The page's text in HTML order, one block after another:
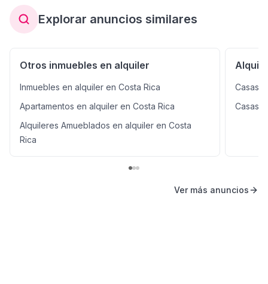
Explorar anuncios similares
Otros inmuebles en alquiler
Inmuebles en alquiler en Costa Rica
Apartamentos en alquiler en Costa Rica
Alquileres Amueblados en alquiler en Costa
Rica
Casas
Casas
Ver más anuncios